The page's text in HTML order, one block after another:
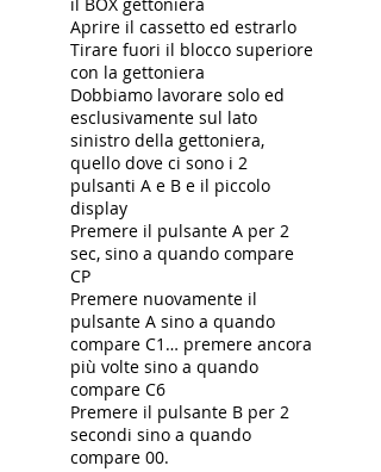
Aprire il cassetto ed estrarlo
Tirare fuori il blocco superiore
con la gettoniera
Dobbiamo lavorare solo ed
esclusivamente sul lato
sinistro della gettoniera,
quello dove ci sono i 2
pulsanti A e B e il piccolo
display
Premere il pulsante A per 2
sec, sino a quando compare
CP
Premere nuovamente il
pulsante A sino a quando
compare C1… premere ancora
più volte sino a quando
compare C6
Premere il pulsante B per 2
secondi sino a quando
compare 00.